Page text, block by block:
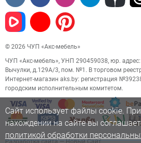
© 2026 ЧУП «Акс-мебель»
ЧУП «Акс-мебель», УНП 290459038, юр. адрес:
Вычулки, д.129А/3, пом. №1. В торговом
Интернет-магазин aks.by: регистрация
городским исполнительным комитетом.
Разработка сайта— Новый Сайт
Сайт использует файлы cookie. При
нахождении на сайте вы
политикой обработки